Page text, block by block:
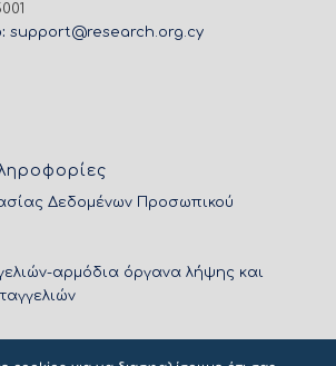
support@research.org.cy
Δεδομένων Προσωπικού
αρμόδια όργανα λήψης και